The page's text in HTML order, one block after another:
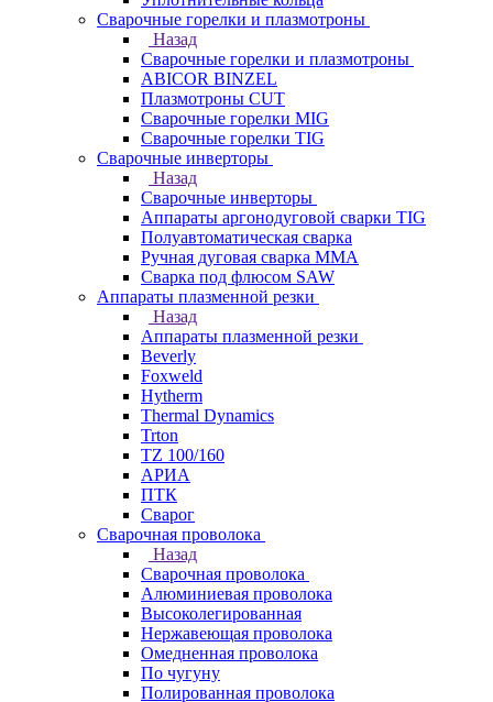
Сварочные горелки и плазмотроны
Назад
Сварочные горелки и плазмотроны
ABICOR BINZEL
Плазмотроны CUT
Сварочные горелки MIG
Сварочные горелки TIG
Сварочные инверторы
Назад
Сварочные инверторы
Аппараты аргонодуговой сварки TIG
Полуавтоматическая сварка
Ручная дуговая сварка MMA
Сварка под флюсом SAW
Аппараты плазменной резки
Назад
Аппараты плазменной резки
Beverly
Foxweld
Hytherm
Thermal Dynamics
Trton
TZ 100/160
АРИА
ПТК
Сварог
Сварочная проволока
Назад
Сварочная проволока
Алюминиевая проволока
Высоколегированная
Нержавеющая проволока
Омедненная проволока
По чугуну
Полированная проволока